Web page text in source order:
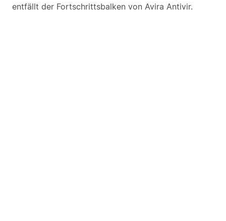
entfällt der Fortschrittsbalken von Avira Antivir.